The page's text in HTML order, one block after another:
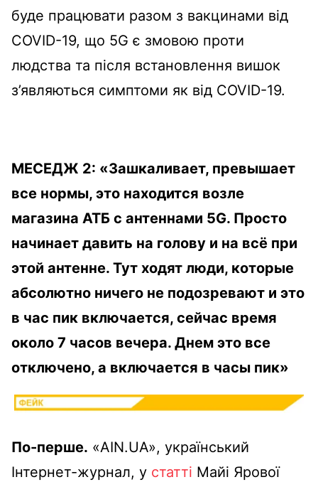
буде працювати разом з вакцинами від
COVID-19, що 5G є змовою проти
людства та після встановлення вишок
з’являються симптоми як від COVID-19.
МЕСЕДЖ 2: «Зашкаливает, превышает
все нормы, это находится возле
магазина АТБ с антеннами 5G. Просто
начинает давить на голову и на всё при
этой антенне. Тут ходят люди, которые
абсолютно ничего не подозревают и это
в час пик включается, сейчас время
около 7 часов вечера. Днем это все
отключено, а включается в часы пик»
По-перше. «AIN.UA», український
Інтернет-журнал, у статті Майі Ярової